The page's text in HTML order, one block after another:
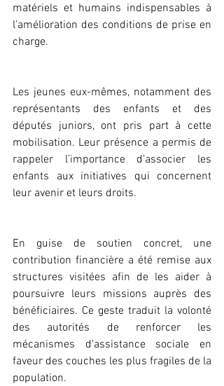
matériels et humains indispensables à
l’amélioration des conditions de prise en
charge.
Les jeunes eux-mêmes, notamment des
représentants des enfants et des
députés juniors, ont pris part à cette
mobilisation. Leur présence a permis de
rappeler l’importance d’associer les
enfants aux initiatives qui concernent
leur avenir et leurs droits.
En guise de soutien concret, une
contribution financière a été remise aux
structures visitées afin de les aider à
poursuivre leurs missions auprès des
bénéficiaires. Ce geste traduit la volonté
des autorités de renforcer les
mécanismes d’assistance sociale en
faveur des couches les plus fragiles de la
population.